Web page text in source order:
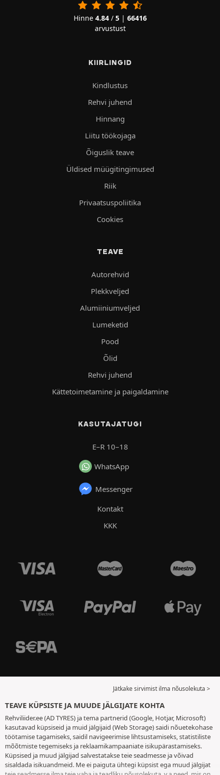
Hinne 4.84/ 5| 66416
arvustust
KIIRLINGID
Kindlustus
Rehvi juhend
Hinnang
Liitu töökojaga
Õiguslik teave
Üldised müügitingimused
Riik
Privaatsuspoliitika
Cookies
TEAVE
Autorehvid
Plekkveljed
Alumiiniumveljed
Lumeketid
Pood
Õlid
Rehvi juhend
Kättetoimetamine ja paigaldamine
KASUTAJATUGI
E–R 10–18
WhatsApp
Messenger
Kontakt
KKK
Jätkake sirvimist ilma nõusolekuta >
TEAVE KÜPSISTE JA MUUDE JÄLGIJATE KOHTA
Rehviliider.ee (AD TYRES) ja tema partnerid (Google, Hotjar, Microsoft)
kasutavad küpsiseid ja muid jälgijaid (Web Storage) saidi nõuetekohase
töötamise tagamiseks, saidil navigeerimise lihtsustamiseks, statistiliste
mõõtmiste tegemiseks ja reklaamikampaaniate isikupärastamiseks.
Küpsised ja muud jälgijad salvestatakse teie seadmesse ja võivad
sisaldada isikuandmeid. Me ei paiguta ühtegi küpsist ega muud jälgijat